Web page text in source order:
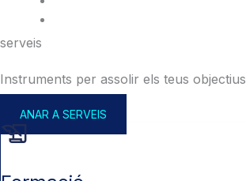
serveis
Instruments per assolir els teus objectius
ANAR A SERVEIS